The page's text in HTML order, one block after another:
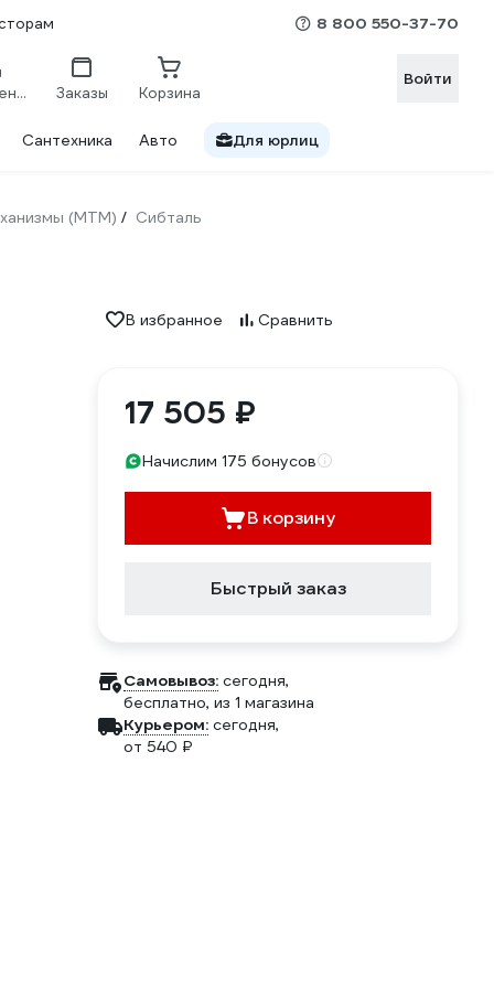
8 800 550-37-70
Сравнение Заказы Корзина
Войти
Сантехника Авто Для юрлиц
(МТМ) / Сибталь
В избранное Сравнить
17 505 ₽
Начислим 175 бонусов
В корзину
Быстрый заказ
Самовывоз: сегодня,
бесплатно, из 1 магазина
Курьером: сегодня,
от 540 ₽